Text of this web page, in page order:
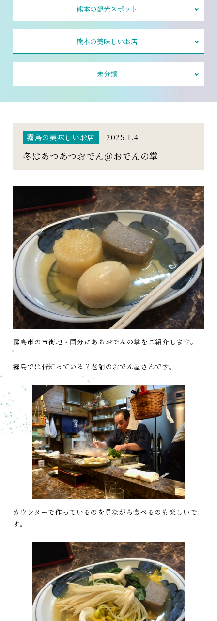
熊本の観光スポット
熊本の美味しいお店
未分類
霧島の美味しいお店 2025.1.4
冬はあつあつおでん＠おでんの掌
霧島市の市街地・国分にあるおでんの掌をご紹介します。
霧島では皆知っている？老舗のおでん屋さんです。
カウンターで作っているのを見ながら食べるのも楽しいで
す。